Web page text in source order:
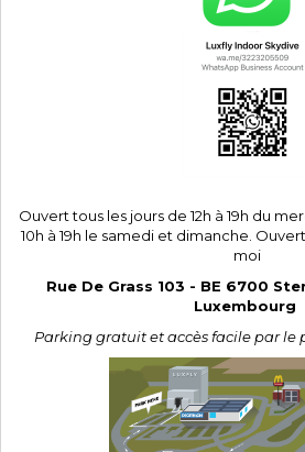
Ouvert tous les jours de 12h à 19h du
10h à 19h le samedi et dimanche.
moi
Rue De Grass 103 - BE 6700
Luxembourg
Parking gratuit et accès facile par le